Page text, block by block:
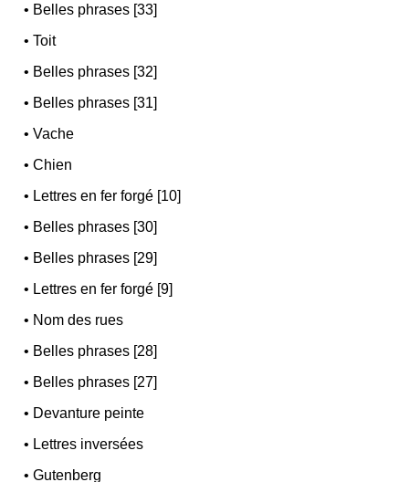
• Belles phrases [33]
•Toit
• Belles phrases [32]
• Belles phrases [31]
•Vache
•Chien
• Lettres en fer forgé [10]
• Belles phrases [30]
• Belles phrases [29]
• Lettres en fer forgé [9]
• Nom des rues
• Belles phrases [28]
• Belles phrases [27]
• Devanture peinte
• Lettres inversées
•Gutenberg